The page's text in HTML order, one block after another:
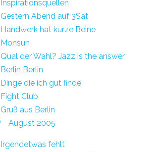
Inspirationsquellen
Gestern Abend auf 3Sat
Handwerk hat kurze Beine
Monsun
Qual der Wahl? Jazz is the answer
Berlin Berlin
Dinge die ich gut finde
Fight Club
Gruß aus Berlin
August 2005
Irgendetwas fehlt